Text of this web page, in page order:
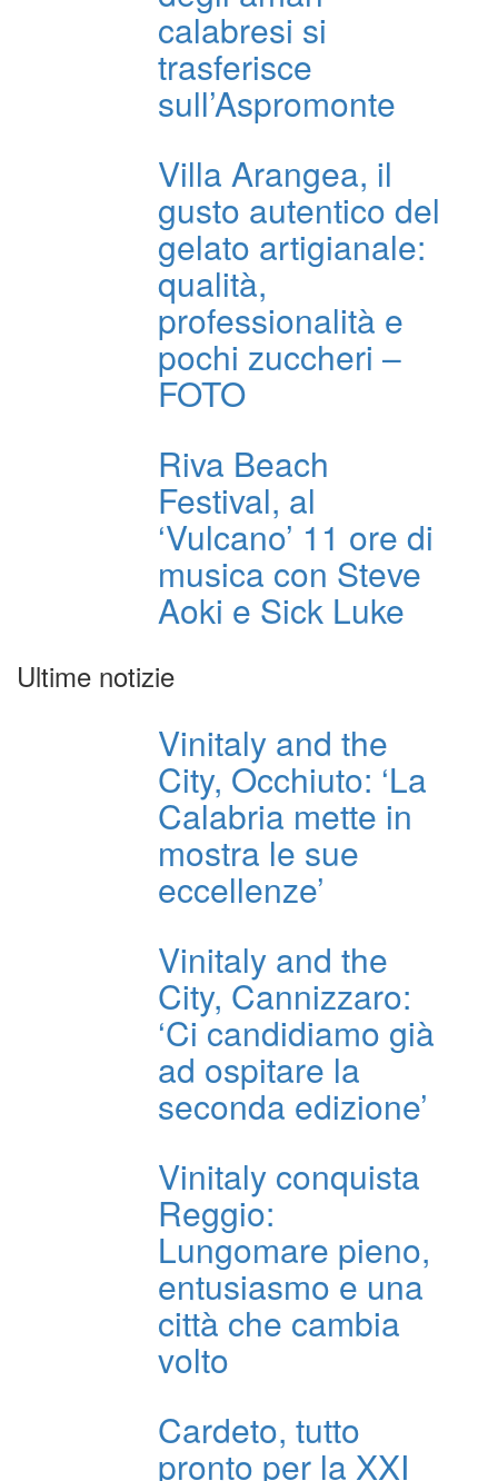
calabresi si
trasferisce
sull’Aspromonte
Villa Arangea, il
gusto autentico del
gelato artigianale:
qualità,
professionalità e
pochi zuccheri –
FOTO
Riva Beach
Festival, al
‘Vulcano’ 11 ore di
musica con Steve
Aoki e Sick Luke
Ultime notizie
Vinitaly and the
City, Occhiuto: ‘La
Calabria mette in
mostra le sue
eccellenze’
Vinitaly and the
City, Cannizzaro:
‘Ci candidiamo già
ad ospitare la
seconda edizione’
Vinitaly conquista
Reggio:
Lungomare pieno,
entusiasmo e una
città che cambia
volto
Cardeto, tutto
pronto per la XXI